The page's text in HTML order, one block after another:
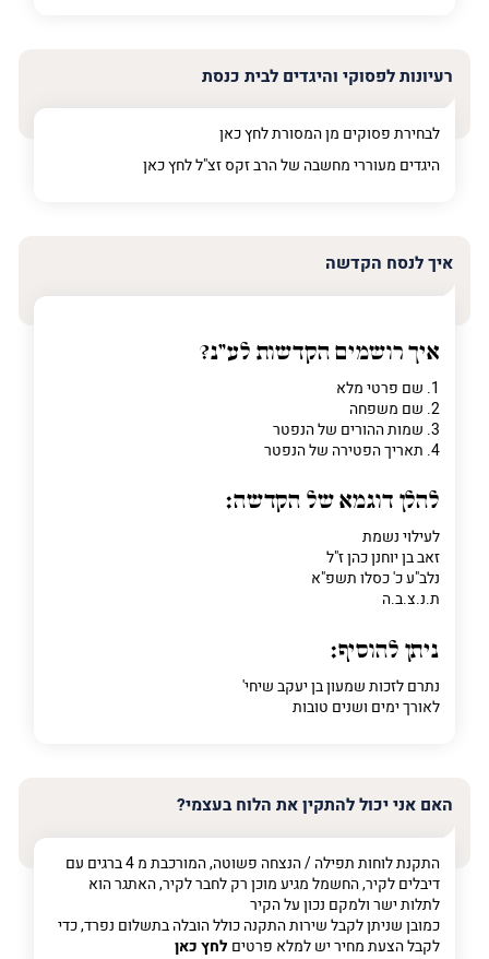
רעיונות לפסוקי והיגדים לבית כנסת
לבחירת פסוקים מן המסורת לחץכאן
היגדים מעוררי מחשבה של הרב זקס זצ"ל לחץכאן
איך לנסח הקדשה
איך רושמים הקדשות לע"נ?
1. שם פרטי מלא
2. שם משפחה
3. שמות ההורים של הנפטר
4. תאריך הפטירה של הנפטר
להלן דוגמא של הקדשה:
לעילוי נשמת
זאב בן יוחנן כהן ז"ל
נלב"ע כ' כסלו תשפ"א
ת.נ.צ.ב.ה
ניתן להוסיף:
נתרם לזכות שמעון בן יעקב שיחי'
לאורך ימים ושנים טובות
האם אני יכול להתקין את הלוח בעצמי?
התקנת לוחות תפילה / הנצחה פשוטה, המורכבת מ 4 ברגים עם
דיבלים לקיר, החשמל מגיע מוכן רק לחבר לקיר, האתגר הוא
לתלות ישר ולמקם נכון על הקיר
כמובן שניתן לקבל שירות התקנה כולל הובלה בתשלום נפרד, כדי
לקבל הצעת מחיר יש למלא פרטים לחץ כאן